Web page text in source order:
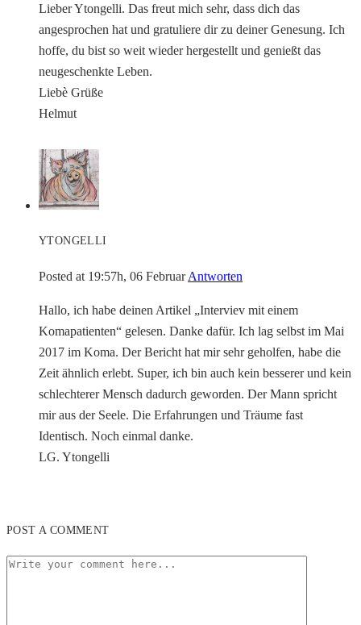
Lieber Ytongelli. Das freut mich sehr, dass dich das
angesprochen hat und gratuliere dir zu deiner Genesung. Ich
hoffe, du bist so weit wieder hergestellt und genießt das
neugeschenkte Leben.
Liebè Grüße
Helmut
YTONGELLI
Posted at 19:57h, 06 FebruarAntworten
Hallo, ich habe deinen Artikel „Interviev mit einem
Komapatienten“ gelesen. Danke dafür. Ich lag selbst im Mai
2017 im Koma. Der Bericht hat mir sehr geholfen, habe die
Zeit ähnlich erlebt. Super, ich bin auch kein besserer und kein
schlechterer Mensch dadurch geworden. Der Mann spricht
mir aus der Seele. Die Erfahrungen und Träume fast
Identisch. Noch einmal danke.
LG. Ytongelli
POST A COMMENT